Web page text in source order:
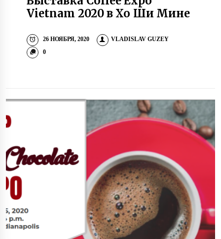
Vietnam 2020 в Хо Ши Мине
26 НОЯБРЯ, 2020
VLADISLAV GUZEY
0